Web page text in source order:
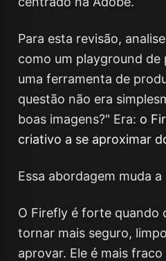
Para esta revisão,
como um playground de
uma ferramenta de
questão não era
boas imagens?" Era: o
criativo a se aproximar
Essa abordagem muda
O Firefly é forte quando
tornar mais seguro,
aprovar. Ele é mais